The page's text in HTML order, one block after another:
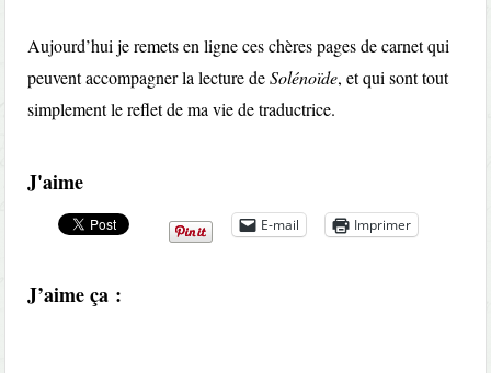
Aujourd’hui je remets en ligne ces chères pages de carnet qui
peuvent accompagner la lecture deSolénoïde, et qui sont tout
simplement le reflet de ma vie de traductrice.
J'aime
E-mail Imprimer
J’aime ça :